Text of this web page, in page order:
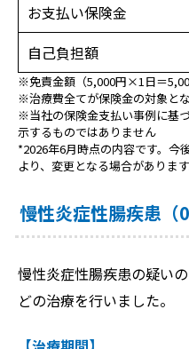
お支払い保険金
自己負担額
※免責金額（5,000円×1日＝
※治療費全てが保険金の対象と
※当社の保険金支払い事例に基
示するものではありません
*2026年6月時点の内容です。今
より、変更となる場合があります
慢性炎症性腸疾患（
慢性炎症性腸疾患の疑い
どの治療を行いました。